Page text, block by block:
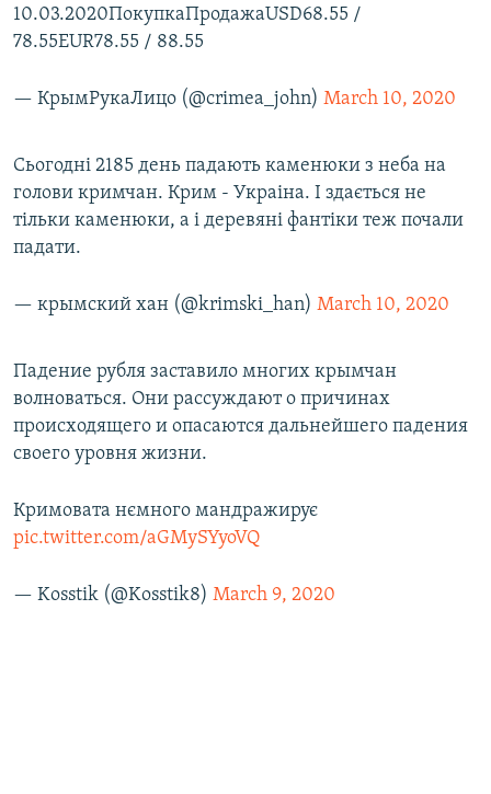
10.03.2020ПокупкаПродажаUSD68.55 /
78.55EUR78.55 / 88.55
— КрымРукаЛицо (@crimea_john) March 10, 2020
Сьогодні 2185 день падають каменюки з неба на
голови кримчан. Крим - Украіна. І здається не
тільки каменюки, а і деревяні фантіки теж почали
падати.
— крымский хан (@krimski_han) March 10, 2020
Падение рубля заставило многих крымчан
волноваться. Они рассуждают о причинах
происходящего и опасаются дальнейшего падения
своего уровня жизни.
Кримовата нємного мандражирує
pic.twitter.com/aGMySYyoVQ
— Kosstik (@Kosstik8) March 9, 2020